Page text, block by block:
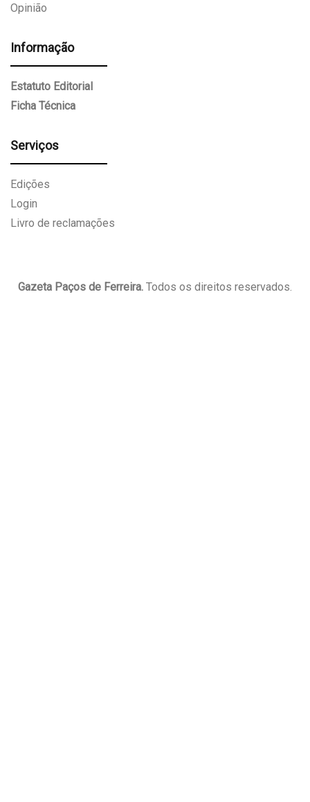
Opinião
Informação
Estatuto Editorial
Ficha Técnica
Serviços
Edições
Login
Livro de reclamações
Gazeta Paços de Ferreira. Todos os direitos reservados.